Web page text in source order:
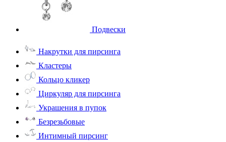
Подвески
Накрутки для пирсинга
Кластеры
Кольцо кликер
Циркуляр для пирсинга
Украшения в пупок
Безрезьбовые
Интимный пирсинг